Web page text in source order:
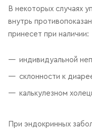
В некоторых случаях
внутрь
принесет при наличии:
индивидуальной
склонности к
калькулезном
При эндокринных